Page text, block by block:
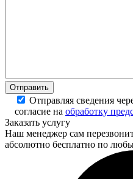
Отправляя сведения
согласие на обработку
Заказать услугу
Наш менеджер сам
абсолютно бесплатно по